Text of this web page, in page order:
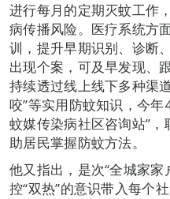
进行每月的定期灭蚊工作
病传播风险。医疗系统方
训，提升早期识别、诊断
出现个案，可及早发现、
持续透过线上线下多种渠
咬”等实用防蚊知识，今
蚊媒传染病社区咨询站”
助居民掌握防蚊方法。
他又指出，是次“全城家
控“双热”的意识带入每个